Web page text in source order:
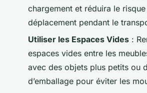
chargement et réduira le
déplacement pendant le
Utiliser les Espaces Vides :
espaces vides entre les
avec des objets plus petits ou
d’emballage pour éviter les